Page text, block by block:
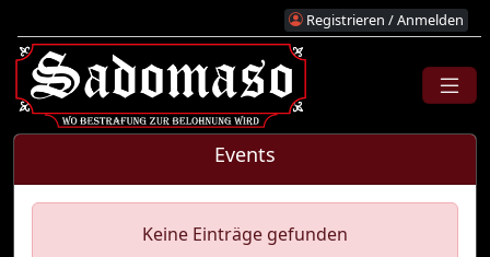
Registrieren / Anmelden
Events
Keine Einträge gefunden